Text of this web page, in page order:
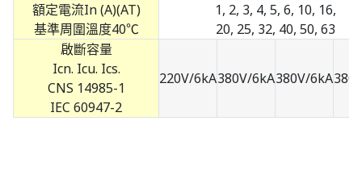
額定電流In (A)(AT)
基準周圍溫度40℃
1, 2, 3, 4, 5, 6, 10, 16,
20, 25, 32, 40, 50, 63
啟斷容量
Icn. Icu. Ics.
CNS 14985-1
IEC 60947-2
220V/6kA380V/6kA380V/6kA